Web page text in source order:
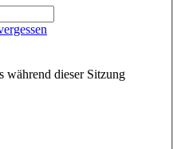
während dieser Sitzung